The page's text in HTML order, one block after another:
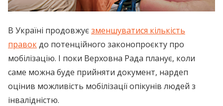
В Україні продовжуєзменшуватися кількість
правокдо потенційного законопроєкту про
мобілізацію. І поки Верховна Рада планує, коли
саме можна буде прийняти документ, нардеп
оцінив можливість мобілізації опікунів людей з
інвалідністю.